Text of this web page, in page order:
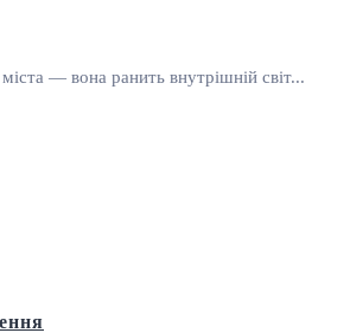
— вона ранить внутрішній світ...